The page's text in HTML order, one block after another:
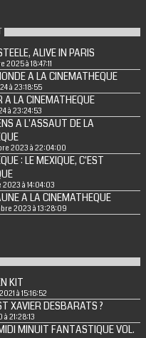
ALIVE IN PARIS
2025 à 18:47:11
A LA CINEMATHEQUE
à 23:18:55
A LA CINEMATHEQUE
à 23:24:53
A L'ASSAUT DE LA
2023 à 22:04:00
: LE MEXIQUE, C'EST
à 14:04:03
A LA CINEMATHEQUE
2023 à 13:28:09
KIT
à 15:16:52
XAVIER DESBARATS ?
21:28:13
MINUIT FANTASTIQUE VOL.